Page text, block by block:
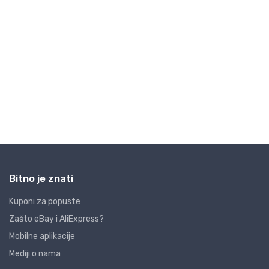
Bitno je znati
Kuponi za popuste
Zašto eBay i AliExpress?
Mobilne aplikacije
Mediji o nama